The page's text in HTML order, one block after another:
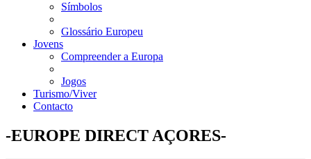
Símbolos
Glossário Europeu
Jovens
Compreender a Europa
Jogos
Turismo/Viver
Contacto
-EUROPE DIRECT AÇORES-